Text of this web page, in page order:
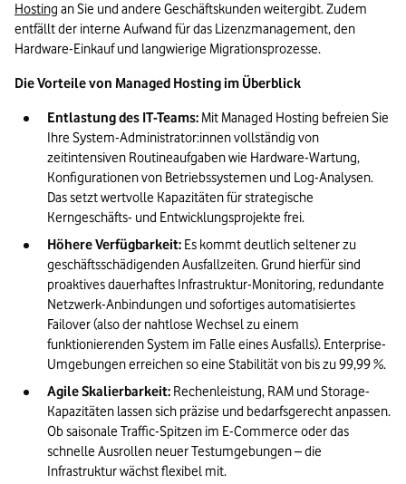
Hosting an Sie und andere Geschäftskunden weitergibt. Zudem
entfällt der interne Aufwand für das Lizenzmanagement, den
Hardware-Einkauf und langwierige Migrationsprozesse.
Die Vorteile von Managed Hosting im Überblick
Entlastung des IT-Teams: Mit Managed Hosting befreien Sie
Ihre System-Administrator:innen vollständig von
zeitintensiven Routineaufgaben wie Hardware-Wartung,
Konfigurationen von Betriebssystemen und Log-Analysen.
Das setzt wertvolle Kapazitäten für strategische
Kerngeschäfts- und Entwicklungsprojekte frei.
Höhere Verfügbarkeit: Es kommt deutlich seltener zu
geschäftsschädigenden Ausfallzeiten. Grund hierfür sind
proaktives dauerhaftes Infrastruktur-Monitoring, redundante
Netzwerk-Anbindungen und sofortiges automatisiertes
Failover (also der nahtlose Wechsel zu einem
funktionierenden System im Falle eines Ausfalls). Enterprise-
Umgebungen erreichen so eine Stabilität von bis zu 99,99 %.
Agile Skalierbarkeit: Rechenleistung, RAM und Storage-
Kapazitäten lassen sich präzise und bedarfsgerecht anpassen.
Ob saisonale Traffic-Spitzen im E-Commerce oder das
schnelle Ausrollen neuer Testumgebungen – die
Infrastruktur wächst flexibel mit.